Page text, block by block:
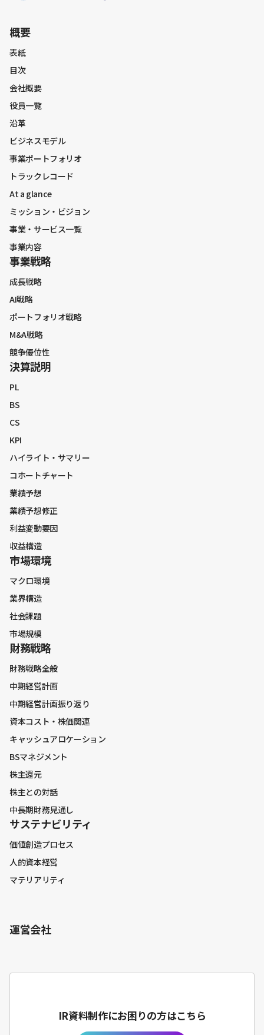
概要
表紙
目次
会社概要
役員一覧
沿革
ビジネスモデル
事業ポートフォリオ
トラックレコード
At a glance
ミッション・ビジョン
事業・サービス一覧
事業内容
事業戦略
成長戦略
AI戦略
ポートフォリオ戦略
M&A戦略
競争優位性
決算説明
PL
BS
CS
KPI
ハイライト・サマリー
コホートチャート
業績予想
業績予想修正
利益変動要因
収益構造
市場環境
マクロ環境
業界構造
社会課題
市場規模
財務戦略
財務戦略全般
中期経営計画
中期経営計画振り返り
資本コスト・株価関連
キャッシュアロケーション
BSマネジメント
株主還元
株主との対話
中長期財務見通し
サステナビリティ
価値創造プロセス
人的資本経営
マテリアリティ
運営会社
IR資料制作にお困りの方はこちら